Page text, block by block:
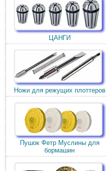
ЦАНГИ
Ножи для режущих плоттеров
Пушок Фетр Муслины для
бормашин